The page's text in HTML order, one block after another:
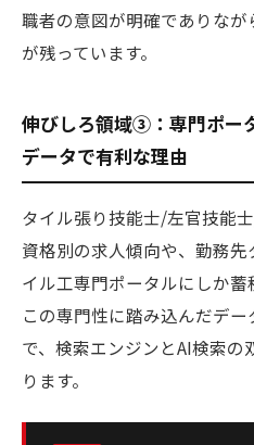
職者の意図が明確でありな
が残っています。
伸びしろ領域③：専門ポー
データで有利な理由
タイル張り技能士/左官技能
資格別の求人傾向や、勤務
イル工専門ポータルにしか蓄
この専門性に踏み込んだデ
で、検索エンジンとAI検索
ります。